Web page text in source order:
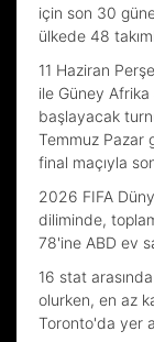
için son 30
ülkede 48
11 Haziran
ile Güney Afrika
başlayacak
Temmuz Pazar
final maçıyla
2026 FIFA
diliminde,
78'ine ABD ev
16 stat
olurken, en az
Toronto'da yer